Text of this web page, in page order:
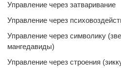
Управление через затваривание
Управление через
Управление через символику
мангедавиды)
Управление через строения